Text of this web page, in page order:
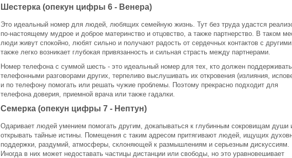
Шестерка (опекун цифры 6 - Венера)
Это идеальный номер для людей, любящих семейную жизнь. Тут без труда удастся
по-настоящему мудрое и доброе материнство и отцовство, а также партнерство. В таком
люди живут спокойно, любят сильно и получают радость от сердечных контактов с
также легко возникает глубокая привязанность и сильная страсть между партнерами.
Номер телефона с суммой шесть - это идеальный номер для тех, кто должен поддерживать
телефонными разговорами других, терпеливо выслушивать их откровения (излияния,
и по телефону помогать или решать чужие проблемы. Поэтому прекрасно подходит для
телефона доверия, приемной врача или также гадалки.
Семерка (опекун цифры 7 - Нептун)
Одаривает людей умением помогать другим, докапываться к глубинным сокровищам души
открывать тайные истины. Помещения с таким адресом притягивают людей, ищущих
поддержки, раздумий, атмосферы, склоняющей к размышлениям и серьезным дискуссиям.
Иногда в них может недоставать частицы дистанции или свободы, но это уравновешивает